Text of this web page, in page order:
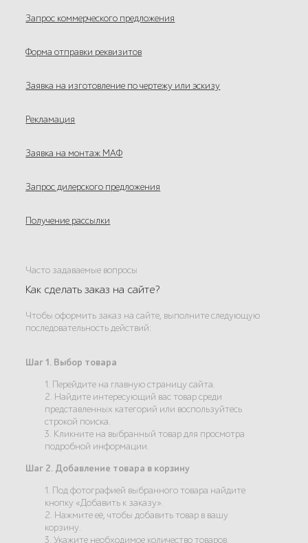
Запрос коммерческого предложения
Форма отправки реквизитов
Заявка на изготовление по чертежу или эскизу
Рекламация
Заявка на монтаж МАФ
Запрос дилерского предложения
Получение рассылки
Часто задаваемые вопросы
Как сделать заказ на сайте?
Чтобы оформить заказ на сайте, выполните следующую
последовательность действий:
Шаг 1. Выбор товара
1. Перейдите на главную страницу сайта.
2. Найдите интересующий вас товар среди
представленных категорий или воспользуйтесь
строкой поиска.
3. Кликните на выбранный товар для просмотра
подробной информации.
Шаг 2. Добавление товара в корзину
1. Под фотографией выбранного товара найдите
кнопку «Добавить к заказу».
2. Нажмите её, чтобы добавить товар в вашу
корзину.
3. Укажите необходимое количество товаров.